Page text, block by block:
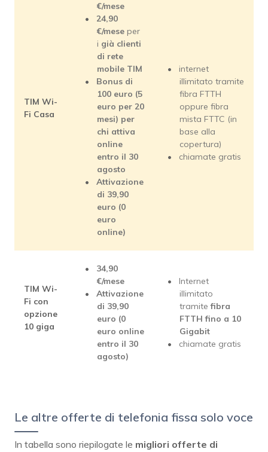
TIM Wi-
Fi Casa
€/mese
24,90
€/mese per
i già clienti
di rete
mobile TIM
Bonus di
100 euro (5
euro per 20
mesi) per
chi attiva
online
entro il 30
agosto
Attivazione
di 39,90
euro (0
euro
online)
internet
illimitato tramite
fibra FTTH
oppure fibra
mista FTTC (in
base alla
copertura)
chiamate gratis
TIM Wi-
Fi con
opzione
10 giga
34,90
€/mese
Attivazione
di 39,90
euro (0
euro online
entro il 30
agosto)
Internet
illimitato
tramitefibra
FTTH fino a 10
Gigabit
chiamate gratis
Le altre offerte di telefonia fissa solo voce
In tabella sono riepilogate le migliori offerte di